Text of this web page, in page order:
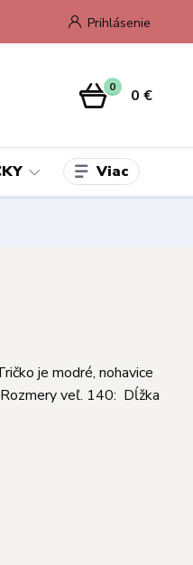
Prihlásenie
0 0 €
Viac
je modré, nohavice
veľ. 140: Dĺžka